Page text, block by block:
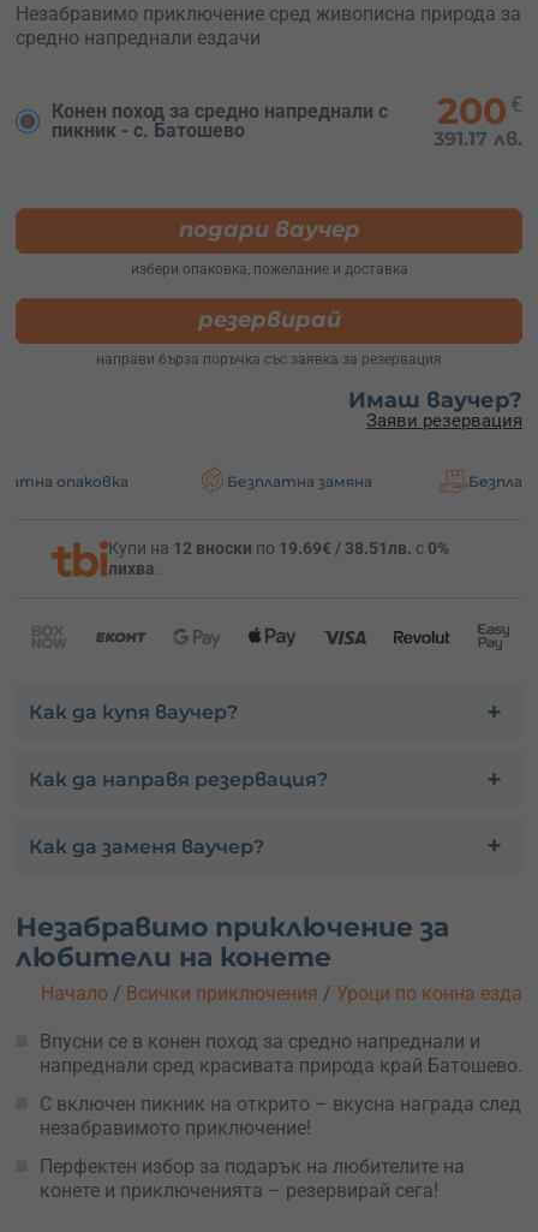
Незабравимо приключение сред живописна природа за
средно напреднали ездачи
Конен поход за средно напреднали с
пикник - с. Батошево
200 €
391.17 лв.
подари ваучер
избери опаковка, пожелание и доставка
резервирай
направи бърза поръчка със заявка за резервация
Имаш ваучер?
Заяви резервация
Безплатна замяна Безплатна
Купи на 12 вноски по 19.69€ / 38.51лв. с 0%
лихва.
Как да купя ваучер?
Как да направя резервация?
Как да заменя ваучер?
Незабравимо приключение за
любители на конете
Начало / Всички приключения / Уроци по конна езда
Впусни се в конен поход за средно напреднали и
напреднали сред красивата природа край Батошево.
С включен пикник на открито – вкусна награда след
незабравимото приключение!
Перфектен избор за подарък на любителите на
конете и приключенията – резервирай сега!